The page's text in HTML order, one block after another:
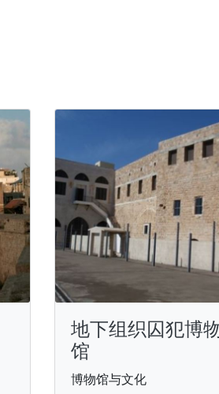
地下组织囚犯博
馆
博物馆与文化